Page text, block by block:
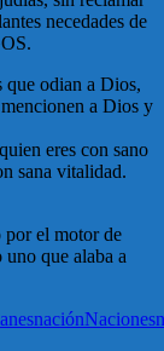
necedades de
que odian a Dios,
a Dios y
eres con sano
sana vitalidad.
por el motor de
que alaba a
naciónNaciones